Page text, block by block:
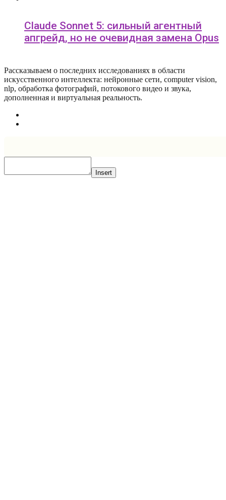
Claude Sonnet 5: сильный агентный
апгрейд, но не очевидная замена Opus
Рассказываем о последних исследованиях в области
искусcтвенного интеллекта: нейронные сети, computer vision,
nlp, обработка фотографий, потокового видео и звука,
дополненная и виртуальная реальность.
Insert